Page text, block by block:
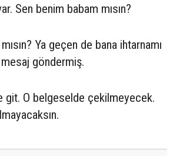
Sen benim babam mısın?
Ya geçen de bana ihtarnamı
göndermiş.
git. O belgeselde çekilmeyecek.